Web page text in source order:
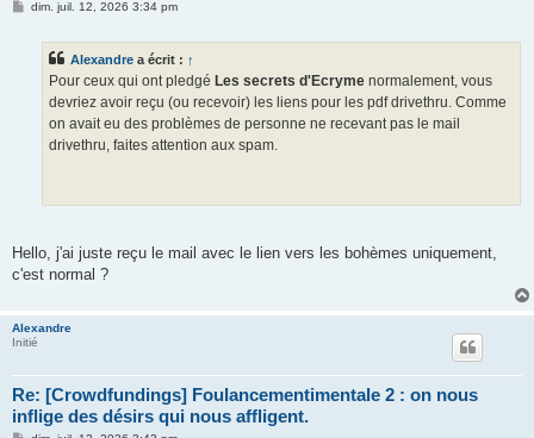
Mdim. juil. 12, 2026 3:34 pm
Alexandre a écrit : ↑
Pour ceux qui ont pledgé Les secrets d'Ecryme normalement, vous
devriez avoir reçu (ou recevoir) les liens pour les pdf drivethru. Comme
on avait eu des problèmes de personne ne recevant pas le mail
drivethru, faites attention aux spam.
Hello, j'ai juste reçu le mail avec le lien vers les bohèmes uniquement,
c'est normal ?
Alexandre
Initié
Re: [Crowdfundings] Foulancementimentale 2 : on nous
inflige des désirs qui nous affligent.